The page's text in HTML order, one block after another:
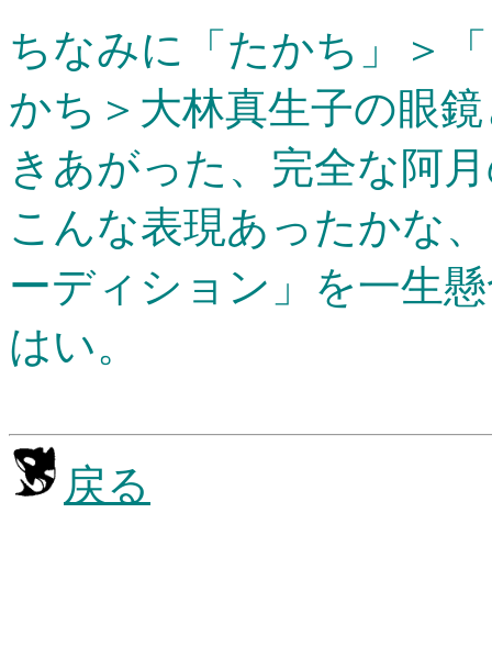
ちなみに「たかち」＞
かち＞大林真生子の眼
きあがった、完全な阿
こんな表現あったかな
ーディション」を一生
はい。
戻る